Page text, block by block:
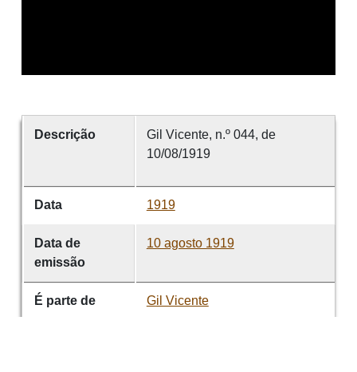
Descrição
Gil Vicente, n.º 044, de
10/08/1919
Data 1919
Data de
emissão
10 agosto 1919
É parte de Gil Vicente